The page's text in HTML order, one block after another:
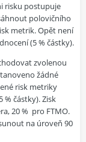
risku postupuje
polovičního
metrik. Opět není
(5 % částky).
zvolenou
žádné
risk metriky
% částky). Zisk
20 % pro FTMO.
na úroveň 90